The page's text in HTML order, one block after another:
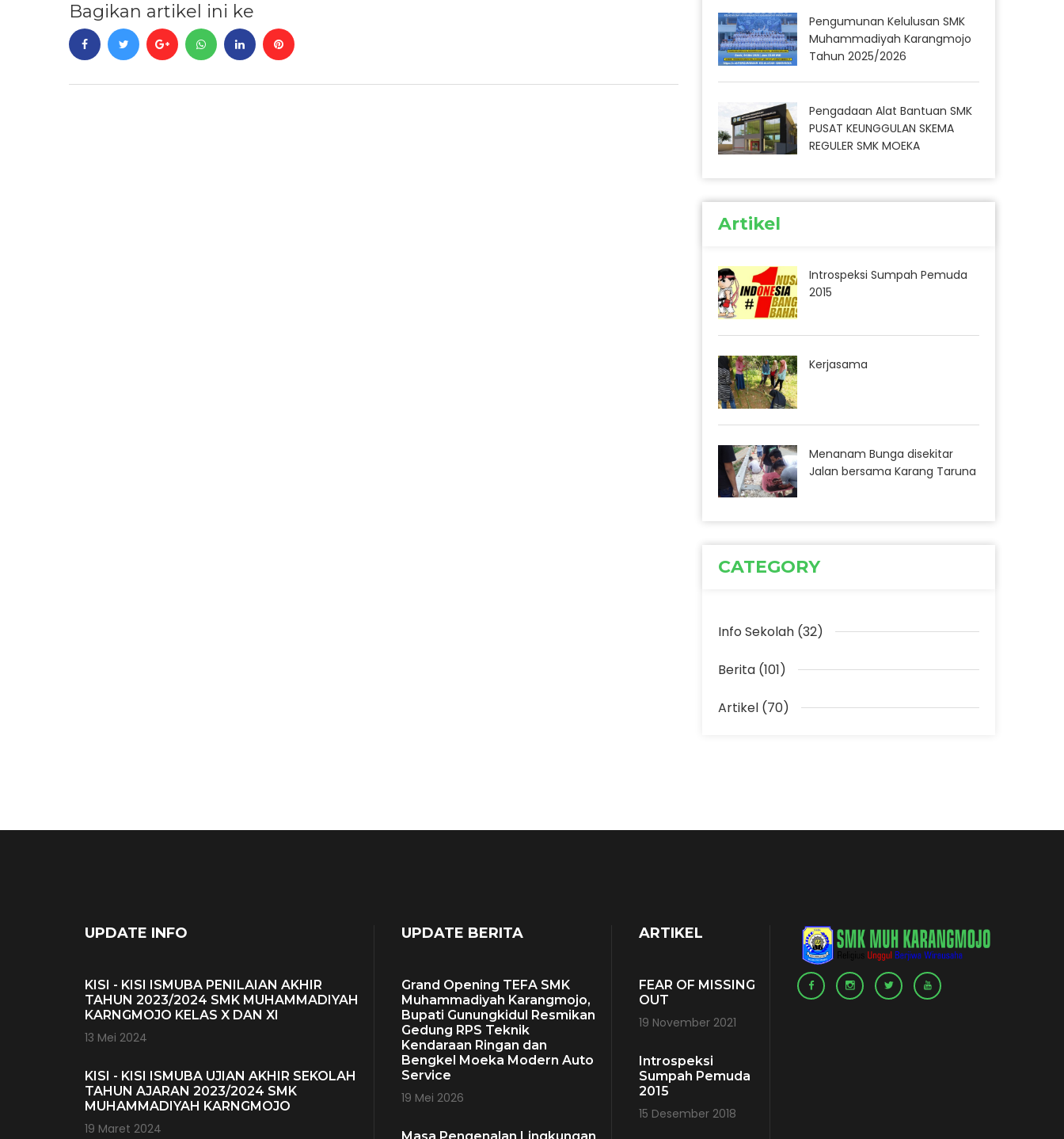
Bagikan artikel ini ke
Pengumunan Kelulusan SMK
Muhammadiyah Karangmojo
Tahun 2025/2026
Pengadaan Alat Bantuan SMK
PUSAT KEUNGGULAN SKEMA
REGULER SMK MOEKA
Artikel
Introspeksi Sumpah Pemuda
2015
Kerjasama
Menanam Bunga disekitar
Jalan bersama Karang Taruna
CATEGORY
Info Sekolah (32)
Berita (101)
Artikel (70)
UPDATE INFO
KISI - KISI ISMUBA PENILAIAN AKHIR
TAHUN 2023/2024 SMK MUHAMMADIYAH
KARNGMOJO KELAS X DAN XI
13 Mei 2024
KISI - KISI ISMUBA UJIAN AKHIR SEKOLAH
TAHUN AJARAN 2023/2024 SMK
MUHAMMADIYAH KARNGMOJO
19 Maret 2024
UPDATE BERITA
Grand Opening TEFA SMK
Muhammadiyah Karangmojo,
Bupati Gunungkidul Resmikan
Gedung RPS Teknik
Kendaraan Ringan dan
Bengkel Moeka Modern Auto
Service
19 Mei 2026
ARTIKEL
FEAR OF MISSING
OUT
19 November 2021
Introspeksi
Sumpah Pemuda
2015
15 Desember 2018